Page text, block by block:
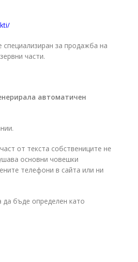
за продажба на
части.
автоматичен
от текста собствениците не
основни човешки
телефони в сайта или ни
бъде определен като